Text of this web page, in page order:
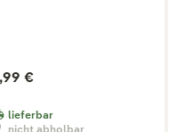
€
lieferbar
nicht abholbar